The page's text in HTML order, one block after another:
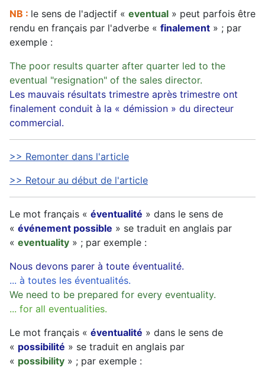
NB : le sens de l'adjectif « eventual » peut parfois être
rendu en français par l'adverbe « finalement » ; par
exemple :
The poor results quarter after quarter led to the
eventual "resignation" of the sales director.
Les mauvais résultats trimestre après trimestre ont
finalement conduit à la « démission » du directeur
commercial.
>> Remonter dans l'article
>> Retour au début de l'article
Le mot français « éventualité » dans le sens de
« événement possible » se traduit en anglais par
« eventuality » ; par exemple :
Nous devons parer à toute éventualité.
... à toutes les éventualités.
We need to be prepared for every eventuality.
... for all eventualities.
Le mot français « éventualité » dans le sens de
« possibilité » se traduit en anglais par
« possibility » ; par exemple :